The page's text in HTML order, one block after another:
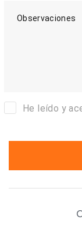
Observaciones
He leído y